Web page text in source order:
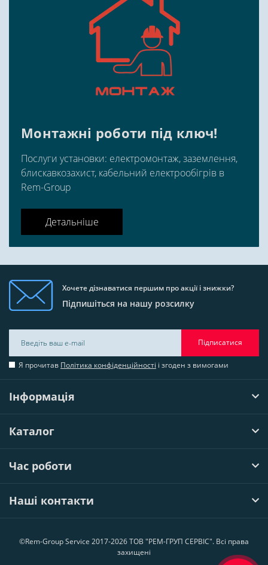
Монтажні роботи під ключ!
Послуги установки: електромонтаж, заземлення,
блискавкозахист, кабельний електрообігрів в
Rem-Group
Детальніше
Хочете дізнаватися першим про акції і знижки?
Підпишіться на нашу розсилку
Підписатися
Я прочитав Політика конфіденційності і згоден з вимогами
Інформація
Каталог
Час роботи
Наші контакти
©Rem-Group Service 2017-2026 ТОВ "РЕМ-ГРУП СЕРВІС". Всі права
захищені